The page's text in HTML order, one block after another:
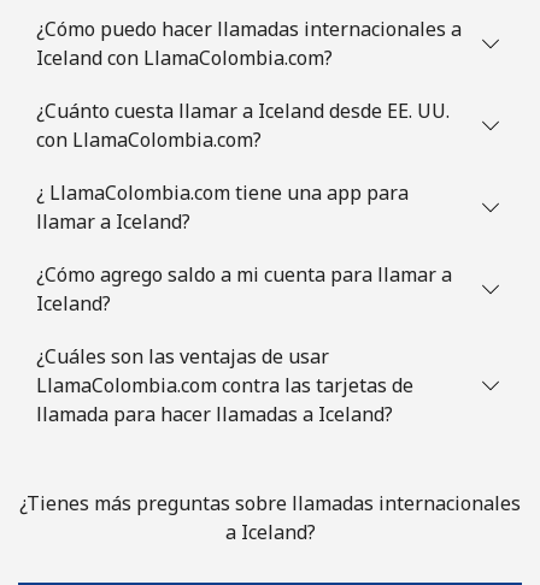
¿Cómo puedo hacer llamadas internacionales a
Iceland con LlamaColombia.com?
¿Cuánto cuesta llamar a Iceland desde EE. UU.
con LlamaColombia.com?
¿ LlamaColombia.com tiene una app para
llamar a Iceland?
¿Cómo agrego saldo a mi cuenta para llamar a
Iceland?
¿Cuáles son las ventajas de usar
LlamaColombia.com contra las tarjetas de
llamada para hacer llamadas a Iceland?
¿Tienes más preguntas sobre llamadas internacionales
a Iceland?